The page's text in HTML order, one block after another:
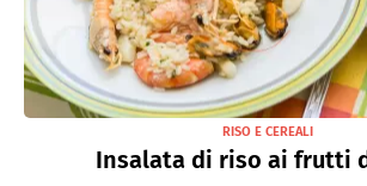
RISO E CEREALI
Insalata di riso ai frutti